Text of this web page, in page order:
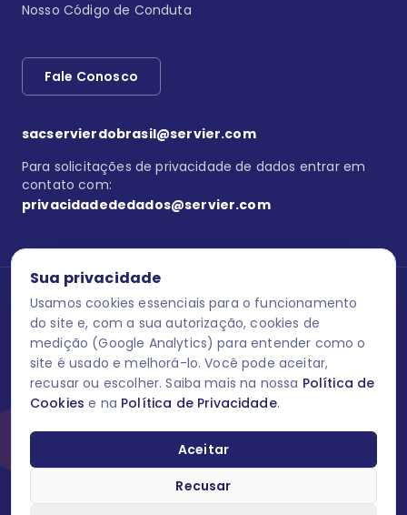
Sua privacidade
Usamos cookies essenciais para o funcionamento
do site e, com a sua autorização, cookies de
medição (Google Analytics) para entender como o
site é usado e melhorá-lo. Você pode aceitar,
recusar ou escolher. Saiba mais na nossa Política de
Cookies e na Política de Privacidade.
Aceitar
Recusar
Nosso Código de Conduta
Fale Conosco
sacservierdobrasil@servier.com
Para solicitações de privacidade de dados entrar em
contato com:
privacidadededados@servier.com
Se estiver no programa semprecuidando, comunique aquiuma
reação adversa com os produtos Servier. Este site contém
informações para o público leigo e para os profissionais de saúde
do Brasil habilitados a prescrever medicamentos. M-AS ONE-BR-
202606-00013 / Agosto 2026.
O laboratório Servier do Brasil respeita os seus dados! Caso deseje
dados pessoais você pode fazê-lo a qualquer momento entrando
em contato através do site www.semprecuidando.com.br na opção
fale conosco.